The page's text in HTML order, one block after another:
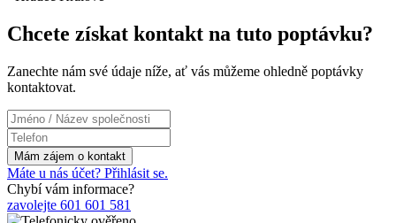
Chcete získat kontakt na tuto poptávku?
Zanechte nám své údaje níže, ať vás můžeme ohledně poptávky
kontaktovat.
Máte u nás účet? Přihlásit se.
Chybí vám informace?
zavolejte 601 601 581